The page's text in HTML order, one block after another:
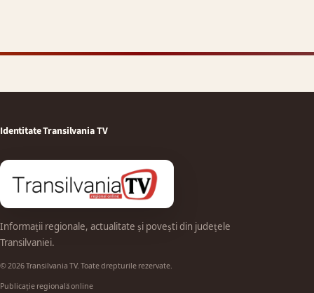
Identitate Transilvania TV
Informații regionale, actualitate și povești din județele
Transilvaniei.
© 2026 Transilvania TV. Toate drepturile rezervate.
Publicație regională online